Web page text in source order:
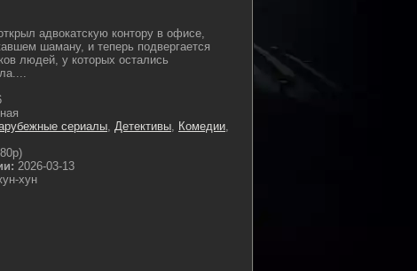
адвокатскую контору в офисе,
шаману, и теперь подвергается
людей, у которых остались
сериалы, Детективы, Комедии,
2026-03-13
хун